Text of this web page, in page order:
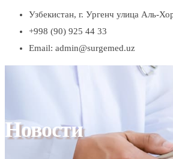
Узбекистан, г. Ургенч улица Аль-
+998 (90) 925 44 33
Email: admin@surgemed.uz
Новости